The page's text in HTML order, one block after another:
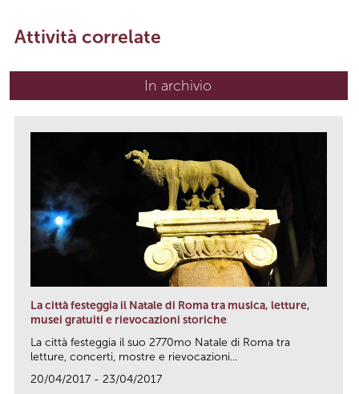
Attività correlate
In archivio
La città festeggia il Natale di Roma tra musica, letture,
musei gratuiti e rievocazioni storiche
La città festeggia il suo 2770mo Natale di Roma tra
letture, concerti, mostre e rievocazioni...
20/04/2017 - 23/04/2017